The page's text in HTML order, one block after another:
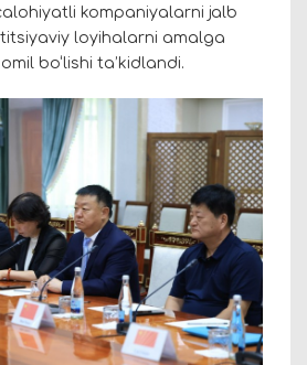
kompaniyalarni jalb
loyihalarni amalga
bo‘lishi ta’kidlandi.